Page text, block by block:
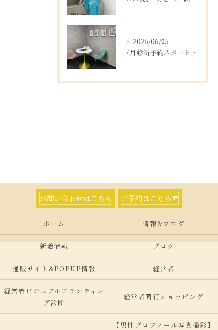
2026/06/05
7月診断予約スタートしました!
お問い合わせはこちら ご予約はこちら
ホーム 情報&ブログ
新着情報 ブログ
通販サイト&POPUP情報 経営者
経営者ビジュアルブランディン
グ診断
経営者同行ショッピング
【男性プロフィール写真撮影】